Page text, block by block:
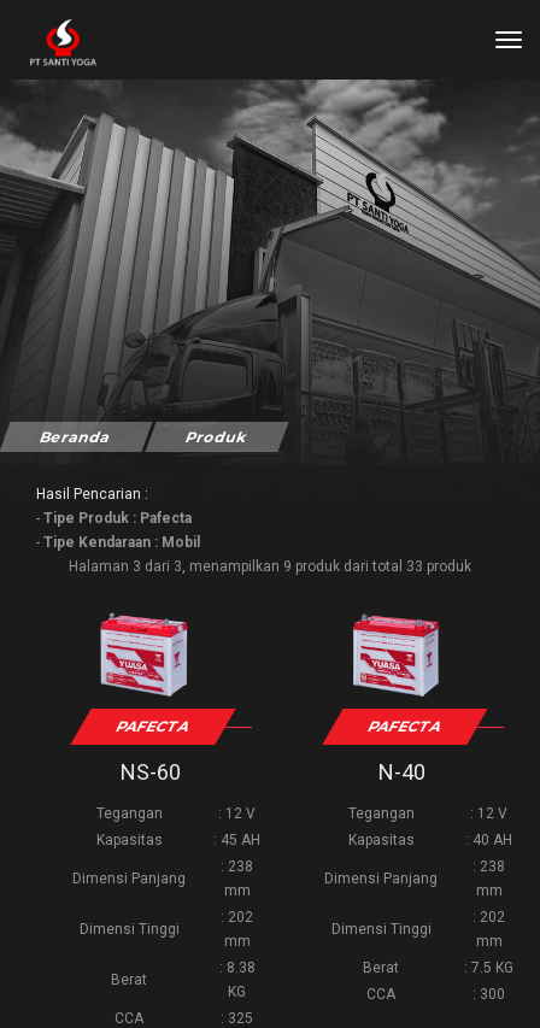
Beranda Produk
Aki Yuasa Pafecta untuk
Hasil Pencarian :
- Tipe Produk : Pafecta
- Tipe Kendaraan : Mobil
Halaman 3 dari 3, menampilkan 9 produk dari total 33 produk
PAFECTA
NS-60
Tegangan
: 12 V
Kapasitas
: 45 AH
Dimensi Panjang
: 238
mm
Dimensi Tinggi
: 202
mm
Berat
: 8.38
KG
CCA
: 325
PAFECTA
N-40
Tegangan
: 12 V
Kapasitas
: 40 AH
Dimensi Panjang
: 238
mm
Dimensi Tinggi
: 202
mm
Berat
: 7.5 KG
CCA
: 300